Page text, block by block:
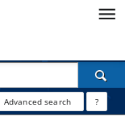
Advanced search ?